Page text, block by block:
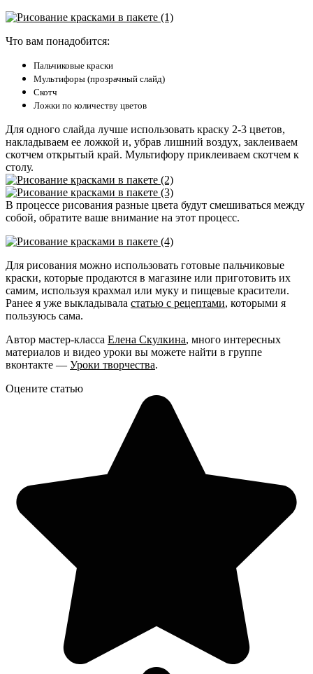
Что вам понадобится:
Пальчиковые краски
Мультифоры (прозрачный слайд)
Скотч
Ложки по количеству цветов
Для одного слайда лучше использовать краску 2-3 цветов,
накладываем ее ложкой и, убрав лишний воздух, заклеиваем
скотчем открытый край. Мультифору приклеиваем скотчем к
столу.
В процессе рисования разные цвета будут смешиваться между
собой, обратите ваше внимание на этот процесс.
Для рисования можно использовать готовые пальчиковые
краски, которые продаются в магазине или приготовить их
самим, используя крахмал или муку и пищевые красители.
Ранее я уже выкладывала статью с рецептами, которыми я
пользуюсь сама.
Автор мастер-класса Елена Скулкина, много интересных
материалов и видео уроки вы можете найти в группе
вконтакте — Уроки творчества.
Оцените статью